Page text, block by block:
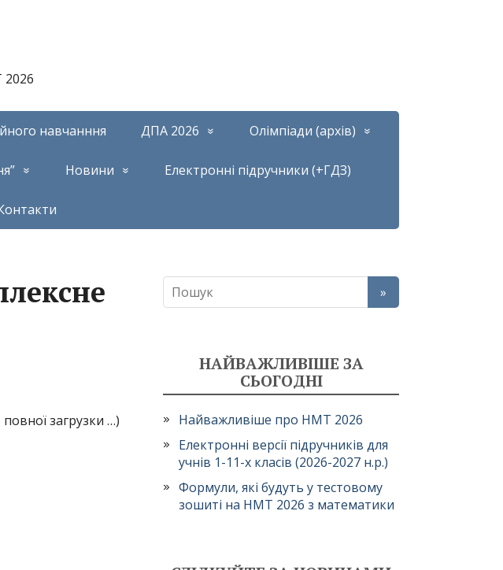
2026
навчанння ДПА 2026 Олімпіади (архів)
Новини Електронні підручники (+ГДЗ)
загрузки …)
НАЙВАЖЛИВІШЕ ЗА
СЬОГОДНІ
Найважливіше про НМТ 2026
Електронні версії підручників для
учнів 1-11-х класів (2026-2027 н.р.)
Формули, які будуть у тестовому
зошиті на НМТ 2026 з математики